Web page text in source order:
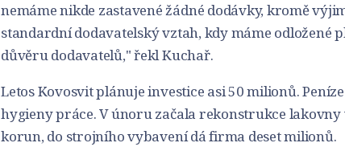
nemáme nikde zastavené žádné dodávky, kromě
standardní dodavatelský vztah, kdy máme odložené
důvěru dodavatelů," řekl Kuchař.
Letos Kovosvit plánuje investice asi 50 milionů.
hygieny práce. V únoru začala rekonstrukce
korun, do strojního vybavení dá firma deset milionů.